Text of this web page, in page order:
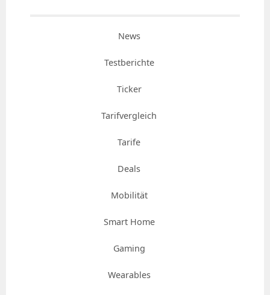
News
Testberichte
Ticker
Tarifvergleich
Tarife
Deals
Mobilität
Smart Home
Gaming
Wearables